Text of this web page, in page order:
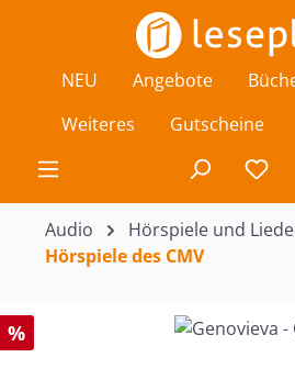
Zum Hauptinhalt springen
NEU Angebote
Weiteres
Gutscheine
Audio
Hörspiele und
Hörspiele des CMV
%
Bildergalerie überspringen